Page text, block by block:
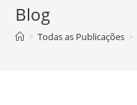
Blog
> Todas as Publicações >